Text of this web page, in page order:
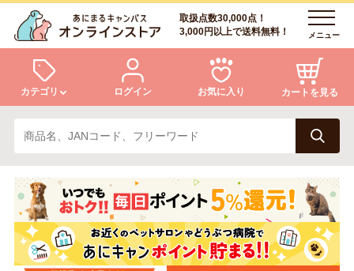
取扱点数30,000点！
3,000円以上で送料無料！
メニュー
カテゴリ
犬 猫
小動物・鳥 アクア・爬虫類・昆虫
ログイン お気に入り カートを見る
ログイン
会員登録
あにまるキャンパスについて